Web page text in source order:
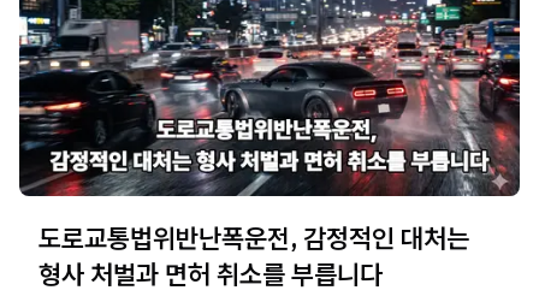
도로교통법위반난폭운전, 감정적인 대처는
형사 처벌과 면허 취소를 부릅니다